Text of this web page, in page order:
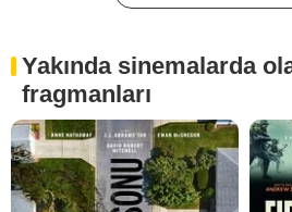
Yakında sinemalarda
fragmanları